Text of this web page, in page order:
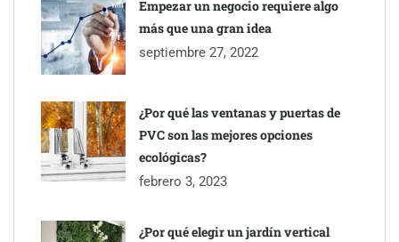
Empezar un negocio requiere algo
más que una gran idea
septiembre 27, 2022
¿Por qué las ventanas y puertas de
PVC son las mejores opciones
ecológicas?
febrero 3, 2023
¿Por qué elegir un jardín vertical